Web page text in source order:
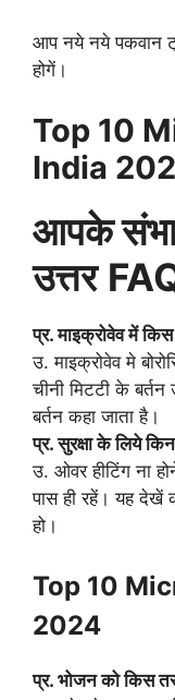
आप नये नये पकवान
होगें।
Top 10
India
आपके
उत्तर
प्र. माइक्रोवेव में
उ. माइक्रोवेव मे
चीनी मिटटी के
बर्तन कहा जाता है।
प्र. सुरक्षा के लिये
उ. ओवर हीटिंग ना
पास ही रहें। यह देखें
हो।
Top 10
2024
प्र. भोजन को किस